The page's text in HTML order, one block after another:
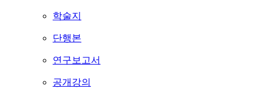
학술지
단행본
연구보고서
공개강의